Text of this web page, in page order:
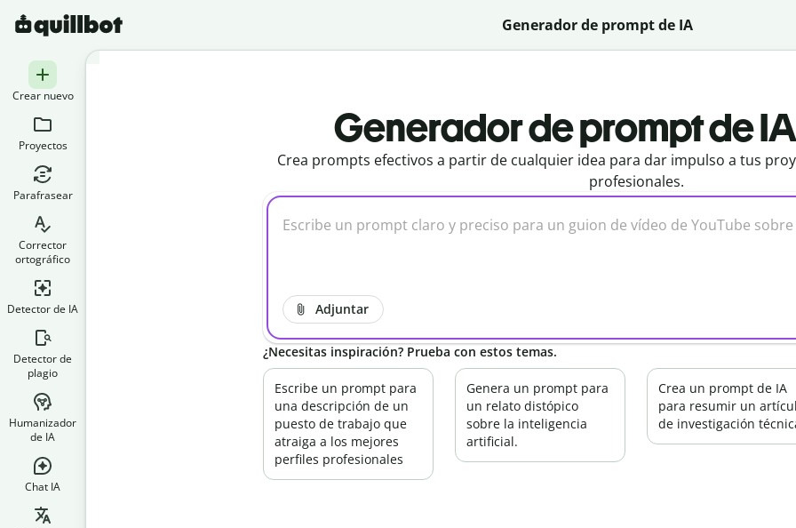
Generador de prompt de IA
Crear nuevo
Proyectos
Parafrasear
Corrector
ortográfico
Detector de IA
Detector de
plagio
Humanizador
de IA
Chat IA
Generador de prompt de
Crea prompts efectivos a partir de cualquier idea para dar impulso a tus
profesionales.
Adjuntar
¿Necesitas inspiración? Prueba con estos temas.
Escribe un prompt para
una descripción de un
puesto de trabajo que
atraiga a los mejores
perfiles profesionales
Genera un prompt para
un relato distópico
sobre la inteligencia
artificial.
Crea un prompt de IA
para resumir un
de investigación